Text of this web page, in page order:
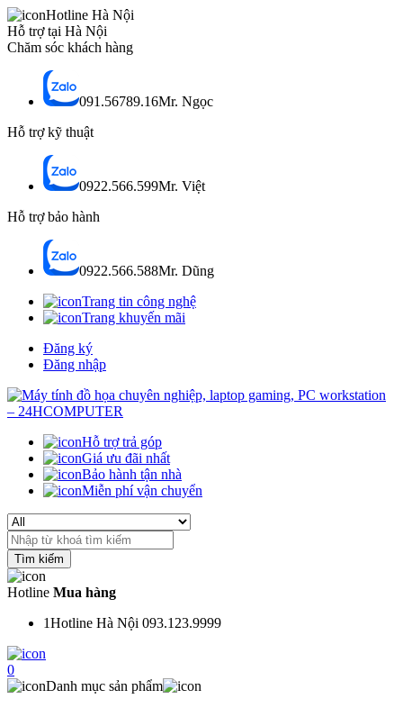
Hotline Hà Nội
Hỗ trợ tại Hà Nội
Chăm sóc khách hàng
091.56789.16Mr. Ngọc
Hỗ trợ kỹ thuật
0922.566.599Mr. Việt
Hỗ trợ bảo hành
0922.566.588Mr. Dũng
Trang tin công nghệ
Trang khuyến mãi
Đăng ký
Đăng nhập
Hỗ trợ trả góp
Giá ưu đãi nhất
Bảo hành tận nhà
Miễn phí vận chuyển
Search
for:
Hotline Mua hàng
1Hotline Hà Nội 093.123.9999
0
Danh mục sản phẩm